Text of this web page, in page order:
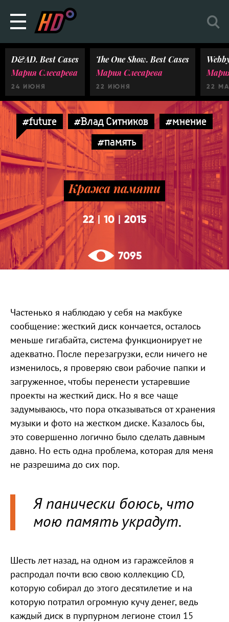
D&AD. Best Cases
Мария Слесарева
24 ИЮНЯ
The One Show. Best Cases
Мария Слесарева
22 ИЮНЯ 22
#future #Влад Ситников
#мнение
#память
Кража памяти
22 10 2015
7095
Частенько я наблюдаю у себя на макбуке
сообщение: жесткий диск кончается, осталось
меньше гигабайта, система функционирует не
адекватно. После перезагрузки, если ничего не
изменилось, я проверяю свои рабочие папки и
загруженное, чтобы перенести устаревшие
проекты на жесткий диск. Но я все чаще
задумываюсь, что пора отказываться от хранения
музыки и фото на жестком диске. Казалось бы,
это совершенно логично было сделать давным
давно. Но есть одна проблема, которая для меня
не разрешима до сих пор.
Я панически боюсь, что
мою память украдут.
Шесть лет назад, на одном из гаражсейлов я
распродал почти всю свою коллекцию CD,
которую собирал до этого десятилетие и на
которую потратил огромную кучу денег, ведь
каждый диск в пурпурном легионе стоил 15